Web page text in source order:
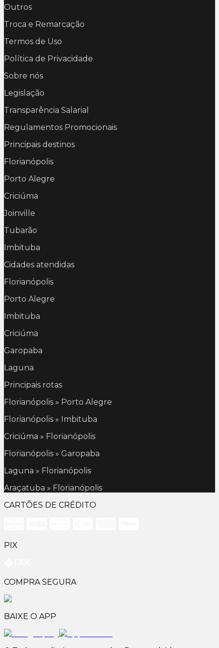
Outros
Troca e Remarcação
Termos de Uso
Política de Privacidade
Sobre nós
Legislação
Transparência Salarial
Regulamentos Promocionais
Principais destinos
Florianópolis
Porto Alegre
Criciúma
Joinville
Tubarão
Imbituba
Cidades atendidas
Florianópolis
Porto Alegre
Imbituba
Criciúma
Garopaba
Laguna
Principais rotas
Florianópolis » Porto Alegre
Florianópolis » Imbituba
Criciúma » Florianópolis
Florianópolis » Garopaba
Laguna » Florianópolis
Araçatuba » Florianópolis
CARTÕES DE CRÉDITO
PIX
COMPRA SEGURA
BAIXE O APP